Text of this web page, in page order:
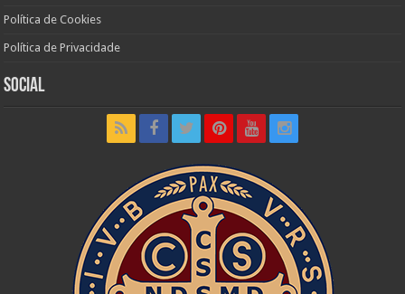
Política de Cookies
Política de Privacidade
Social